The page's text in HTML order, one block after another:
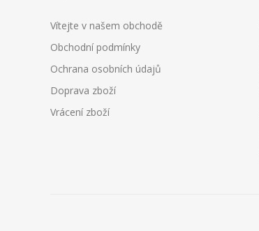
Vítejte v našem obchodě
Obchodní podmínky
Ochrana osobních údajů
Doprava zboží
Vrácení zboží